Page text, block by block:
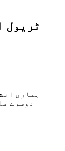
ہماری
دوسرے